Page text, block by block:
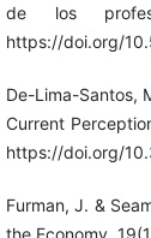
de los
https://doi.org/
De-Lima-Santos,
Current
https://doi.org/
Furman, J. &
the Economy,